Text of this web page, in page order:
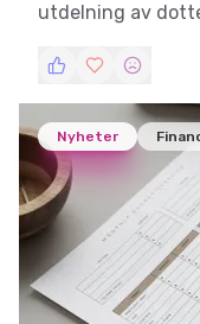
utdelning av
Nyheter